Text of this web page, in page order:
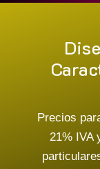
Precios
21% IVA